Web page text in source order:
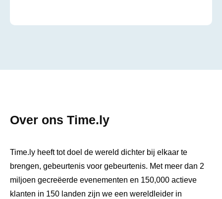
Over ons Time.ly
Time.ly heeft tot doel de wereld dichter bij elkaar te
brengen, gebeurtenis voor gebeurtenis. Met meer dan 2
miljoen gecreëerde evenementen en 150,000 actieve
klanten in 150 landen zijn we een wereldleider in